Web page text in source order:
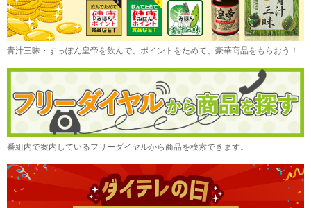
青汁三昧・すっぽん皇帝を飲んで、ポイントをためて、豪華商品をもらおう！
番組内で案内しているフリーダイヤルから商品を検索できます。